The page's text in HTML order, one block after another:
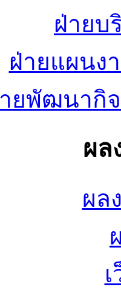
ฝ่ายบ
ฝ่ายแผนง
ยพัฒนากิ
ผล
ผล